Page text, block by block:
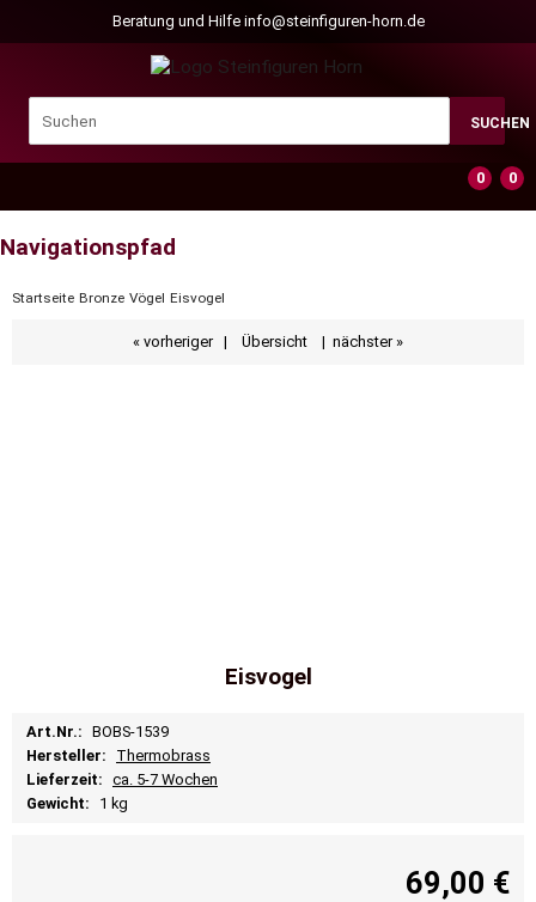
Beratung und Hilfe info@steinfiguren-horn.de
SUCHEN
0
0
Navigationspfad
Startseite Bronze Vögel Eisvogel
« vorheriger| Übersicht | nächster »
Eisvogel
Art.Nr.: BOBS-1539
Hersteller:
Thermobrass
Lieferzeit: ca. 5-7 Wochen
Gewicht:
1 kg
69,00 €